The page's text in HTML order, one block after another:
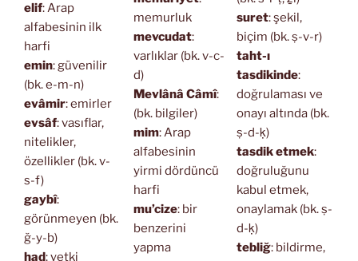
elif: Arap
alfabesinin ilk
harfi
emin: güvenilir
(bk. e-m-n)
evâmir: emirler
evsâf: vasıflar,
nitelikler,
özellikler (bk. v-
s-f)
gaybî:
görünmeyen (bk.
ğ-y-b)
had: yetki
memurluk
mevcudat:
varlıklar (bk. v-c-
d)
Mevlânâ Câmî:
(bk. bilgiler)
mim: Arap
alfabesinin
yirmi dördüncü
harfi
mu’cize: bir
benzerini
yapma
suret: şekil,
biçim (bk. ṣ-v-r)
taht-ı
tasdikinde:
doğrulaması ve
onayı altında (bk.
ṣ-d-ḳ)
tasdik etmek:
doğruluğunu
kabul etmek,
onaylamak (bk. ṣ-
d-ḳ)
tebliğ: bildirme,